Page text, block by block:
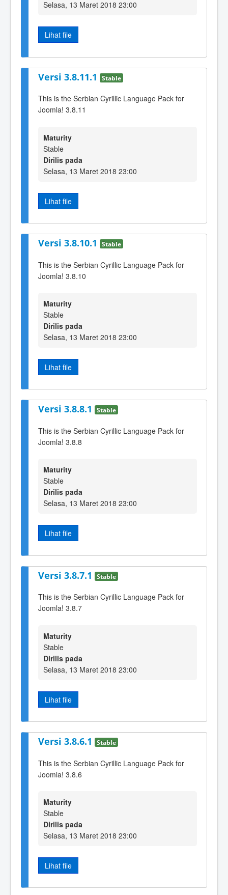
Selasa, 13 Maret 2018 23:00
Lihat file
Versi 3.8.11.1 Stable
This is the Serbian Cyrillic Language Pack for
Joomla! 3.8.11
Maturity
Stable
Dirilis pada
Selasa, 13 Maret 2018 23:00
Lihat file
Versi 3.8.10.1 Stable
This is the Serbian Cyrillic Language Pack for
Joomla! 3.8.10
Maturity
Stable
Dirilis pada
Selasa, 13 Maret 2018 23:00
Lihat file
Versi 3.8.8.1 Stable
This is the Serbian Cyrillic Language Pack for
Joomla! 3.8.8
Maturity
Stable
Dirilis pada
Selasa, 13 Maret 2018 23:00
Lihat file
Versi 3.8.7.1 Stable
This is the Serbian Cyrillic Language Pack for
Joomla! 3.8.7
Maturity
Stable
Dirilis pada
Selasa, 13 Maret 2018 23:00
Lihat file
Versi 3.8.6.1 Stable
This is the Serbian Cyrillic Language Pack for
Joomla! 3.8.6
Maturity
Stable
Dirilis pada
Selasa, 13 Maret 2018 23:00
Lihat file